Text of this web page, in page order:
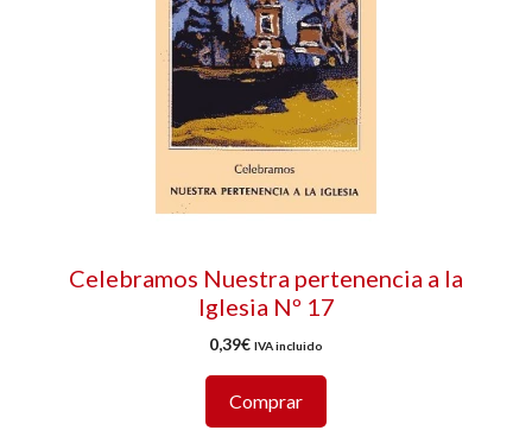
Celebramos Nuestra pertenencia a la
Iglesia Nº 17
0,39€ IVA incluido
Comprar